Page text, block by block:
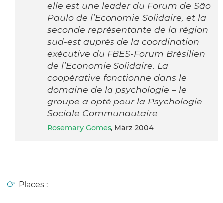
elle est une leader du Forum de São
Paulo de l’Economie Solidaire, et la
seconde représentante de la région
sud-est auprès de la coordination
exécutive du FBES-Forum Brésilien
de l’Economie Solidaire. La
coopérative fonctionne dans le
domaine de la psychologie – le
groupe a opté pour la Psychologie
Sociale Communautaire
Rosemary Gomes, März 2004
Places :